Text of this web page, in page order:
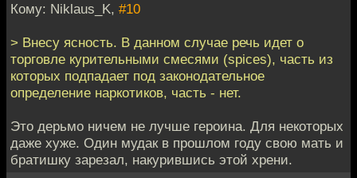
Кому: Niklaus_K, #10
> Внесу ясность. В данном случае речь идет о
торговле курительными смесями (spices), часть из
которых подпадает под законодательное
определение наркотиков, часть - нет.
Это дерьмо ничем не лучше героина. Для некоторых
даже хуже. Один мудак в прошлом году свою мать и
братишку зарезал, накурившись этой хрени.